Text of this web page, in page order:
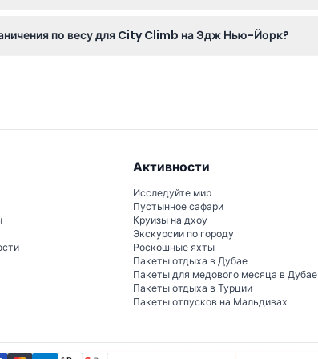
по весу для City Climb на Эдж Нью-Йорк?
Активности
Исследуйте мир
Пустынное сафари
Круизы на дхоу
Экскурсии по городу
Роскошные яхты
Пакеты отдыха в Дубае
Пакеты для медового месяца в Дубае
Пакеты отдыха в Турции
Пакеты отпусков на Мальдивах